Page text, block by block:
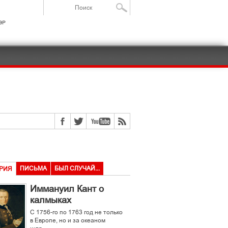
ПИСЬМА БЫЛ СЛУЧАЙ...
Иммануил Кант о
калмыках
С 1756-го по 1763 год не только
в Европе, но и за океаном